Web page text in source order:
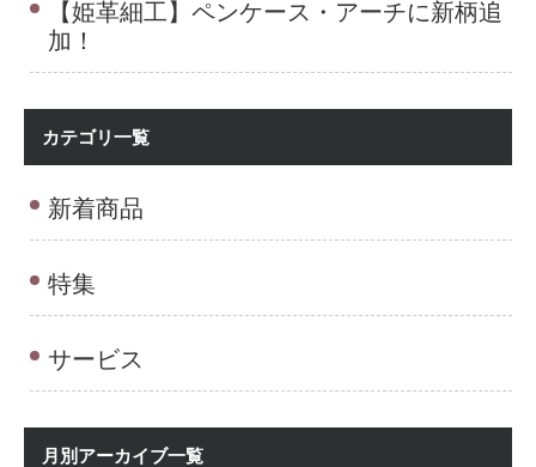
【姫革細工】ペンケース・アーチに新柄追
加！
カテゴリ一覧
新着商品
特集
サービス
月別アーカイブ一覧